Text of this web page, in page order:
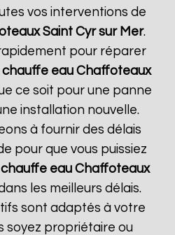
vos interventions de
Saint Cyr sur Mer.
pour réparer
chauffe eau Chaffoteaux
ce soit pour une panne
installation nouvelle.
à fournir des délais
pour que vous puissiez
chauffe eau Chaffoteaux
les meilleurs délais.
sont adaptés à votre
soyez propriétaire ou